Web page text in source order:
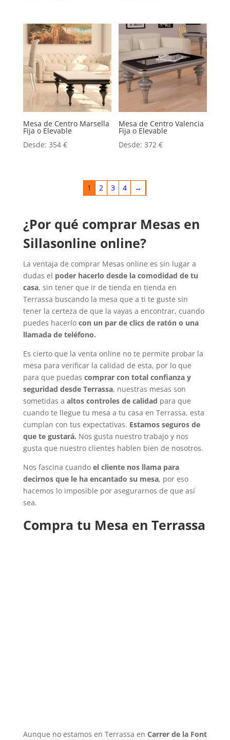
Mesa de Centro Marsella
Fija o Elevable
Desde: 354 €
Mesa de Centro Valencia
Fija o Elevable
Desde:372€
1 2 3 4 →
¿Por qué comprar Mesas en
Sillasonline online?
La ventaja de comprar Mesas online es sin lugar a
dudas el poder hacerlo desde la comodidad de tu
casa, sin tener que ir de tienda en tienda en
Terrassa buscando la mesa que a ti te guste sin
tener la certeza de que la vayas a encontrar, cuando
puedes hacerlo con un par de clics de ratón o una
llamada de teléfono.
Es cierto que la venta online no te permite probar la
mesa para verificar la calidad de esta, por lo que
para que puedas comprar con total confianza y
seguridad desde Terrassa, nuestras mesas son
sometidas a altos controles de calidad para que
cuando te llegue tu mesa a tu casa en Terrassa, esta
cumplan con tus expectativas. Estamos seguros de
que te gustará. Nos gusta nuestro trabajo y nos
gusta que nuestro clientes hablen bien de nosotros.
Nos fascina cuando el cliente nos llama para
decirnos que le ha encantado su mesa, por eso
hacemos lo imposible por asegurarnos de que así
sea.
Compra tu Mesa en Terrassa
Aunque no estamos en Terrassa en Carrer de la Font